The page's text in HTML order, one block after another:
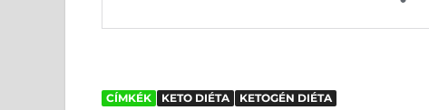
CÍMKÉK KETO DIÉTA KETOGÉN DIÉTA